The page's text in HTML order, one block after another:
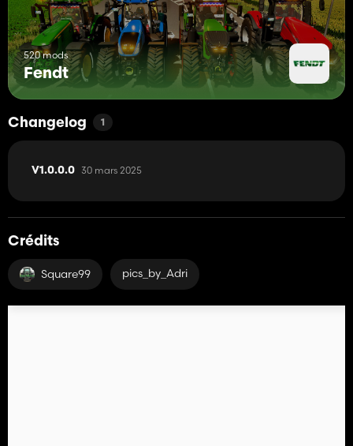
520 mods
Fendt
Changelog 1
V1.0.0.0 30 mars 2025
Crédits
Square99 pics_by_Adri